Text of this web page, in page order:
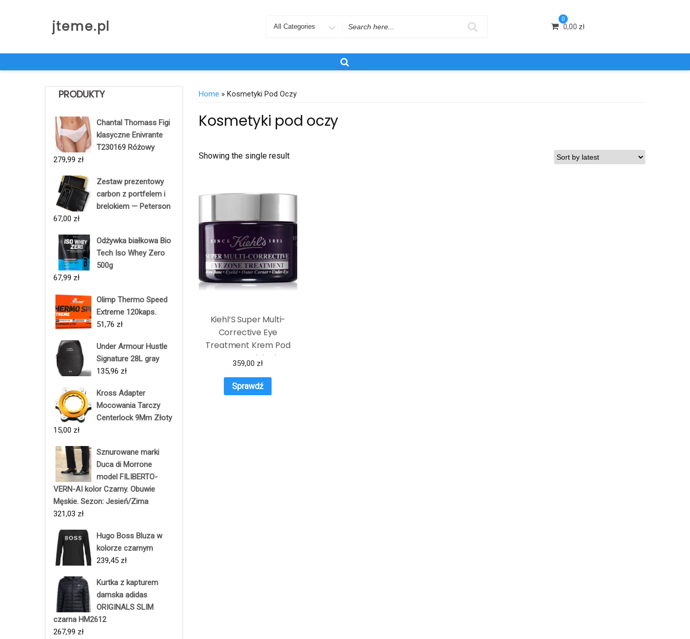
jteme.pl
Search
0
0,00 zł
PRODUKTY
Chantal Thomass Figi
klasyczne Enivrante
T230169 Różowy
279,99 zł
Zestaw prezentowy
carbon z portfelem i
brelokiem — Peterson
67,00 zł
Odżywka białkowa Bio
Tech Iso Whey Zero
500g
67,99 zł
Olimp Thermo Speed
Extreme 120kaps.
51,76 zł
Under Armour Hustle
Signature 28L gray
135,96 zł
Kross Adapter
Mocowania Tarczy
Centerlock 9Mm Złoty
15,00 zł
Sznurowane marki
Duca di Morrone
model FILIBERTO-
VERN-AI kolor Czarny. Obuwie
Męskie. Sezon: Jesień/Zima
321,03 zł
Hugo Boss Bluza w
kolorze czarnym
239,45 zł
Kurtka z kapturem
damska adidas
ORIGINALS SLIM
czarna HM2612
267,99 zł
Home » Kosmetyki Pod Oczy
Kosmetyki pod oczy
Showing the single result
Kiehl’S Super Multi-
Corrective Eye
Treatment Krem Pod
Oczy O Działaniu
Odmładzającym 28 Ml
359,00 zł
Sprawdź